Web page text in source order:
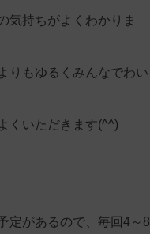
気持ちがよくわかりま
りもゆるくみんなでわい
くいただきます(^^)
定があるので、毎回4～8